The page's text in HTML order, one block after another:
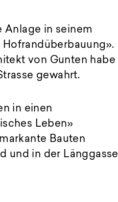
in seinem
von Gunten habe
gewahrt.
in einen
Leben»
Bauten
und in der Länggasse